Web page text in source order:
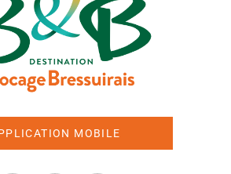
MOBILE